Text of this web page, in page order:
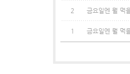
2 금요일엔 뭘 먹
1 금요일엔 뭘 먹